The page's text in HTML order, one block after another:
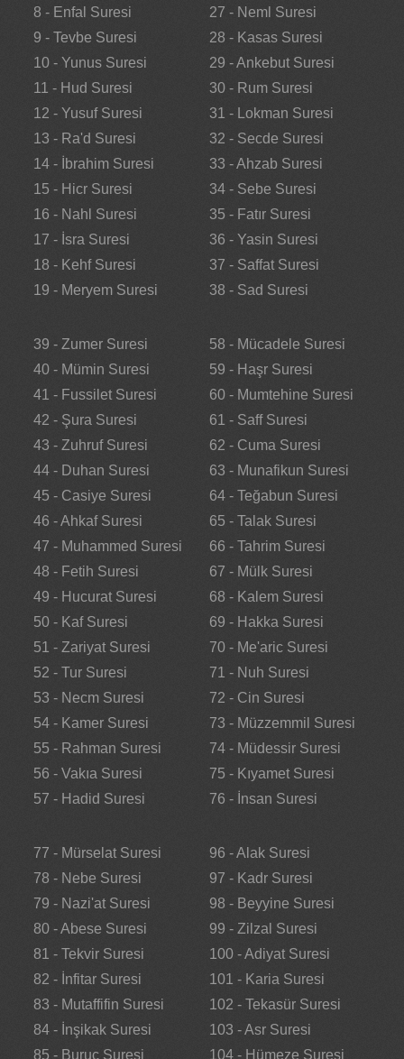
8 - Enfal Suresi
9 - Tevbe Suresi
10 - Yunus Suresi
11 - Hud Suresi
12 - Yusuf Suresi
13 - Ra'd Suresi
14 - İbrahim Suresi
15 - Hicr Suresi
16 - Nahl Suresi
17 - İsra Suresi
18 - Kehf Suresi
19 - Meryem Suresi
27 - Neml Suresi
28 - Kasas Suresi
29 - Ankebut Suresi
30 - Rum Suresi
31 - Lokman Suresi
32 - Secde Suresi
33 - Ahzab Suresi
34 - Sebe Suresi
35 - Fatır Suresi
36 - Yasin Suresi
37 - Saffat Suresi
38 - Sad Suresi
39 - Zumer Suresi
40 - Mümin Suresi
41 - Fussilet Suresi
42 - Şura Suresi
43 - Zuhruf Suresi
44 - Duhan Suresi
45 - Casiye Suresi
46 - Ahkaf Suresi
47 - Muhammed Suresi
48 - Fetih Suresi
49 - Hucurat Suresi
50 - Kaf Suresi
51 - Zariyat Suresi
52 - Tur Suresi
53 - Necm Suresi
54 - Kamer Suresi
55 - Rahman Suresi
56 - Vakıa Suresi
57 - Hadid Suresi
58 - Mücadele Suresi
59 - Haşr Suresi
60 - Mumtehine Suresi
61 - Saff Suresi
62 - Cuma Suresi
63 - Munafikun Suresi
64 - Teğabun Suresi
65 - Talak Suresi
66 - Tahrim Suresi
67 - Mülk Suresi
68 - Kalem Suresi
69 - Hakka Suresi
70 - Me'aric Suresi
71 - Nuh Suresi
72 - Cin Suresi
73 - Müzzemmil Suresi
74 - Müdessir Suresi
75 - Kıyamet Suresi
76 - İnsan Suresi
77 - Mürselat Suresi
78 - Nebe Suresi
79 - Nazi'at Suresi
80 - Abese Suresi
81 - Tekvir Suresi
82 - İnfitar Suresi
83 - Mutaffifin Suresi
84 - İnşikak Suresi
85 - Buruc Suresi
96 - Alak Suresi
97 - Kadr Suresi
98 - Beyyine Suresi
99 - Zilzal Suresi
100 - Adiyat Suresi
101 - Karia Suresi
102 - Tekasür Suresi
103 - Asr Suresi
104 - Hümeze Suresi